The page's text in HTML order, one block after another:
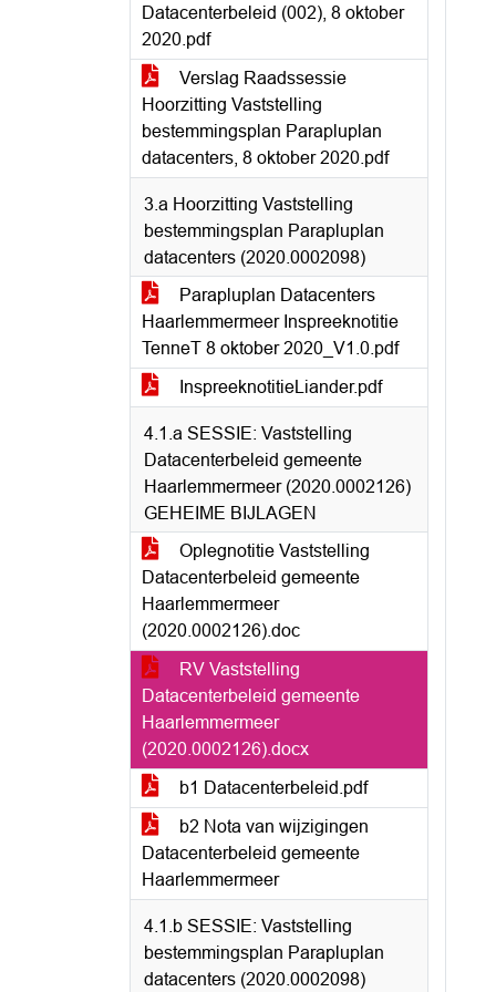
Datacenterbeleid (002), 8 oktober
2020.pdf
Verslag Raadssessie
Hoorzitting Vaststelling
bestemmingsplan Parapluplan
datacenters, 8 oktober 2020.pdf
3.a Hoorzitting Vaststelling
bestemmingsplan Parapluplan
datacenters (2020.0002098)
Parapluplan Datacenters
Haarlemmermeer Inspreeknotitie
TenneT 8 oktober 2020_V1.0.pdf
InspreeknotitieLiander.pdf
4.1.a SESSIE: Vaststelling
Datacenterbeleid gemeente
Haarlemmermeer (2020.0002126)
GEHEIME BIJLAGEN
Oplegnotitie Vaststelling
Datacenterbeleid gemeente
Haarlemmermeer
(2020.0002126).doc
RV Vaststelling
Datacenterbeleid gemeente
Haarlemmermeer
(2020.0002126).docx
b1 Datacenterbeleid.pdf
b2 Nota van wijzigingen
Datacenterbeleid gemeente
Haarlemmermeer
4.1.b SESSIE: Vaststelling
bestemmingsplan Parapluplan
datacenters (2020.0002098)